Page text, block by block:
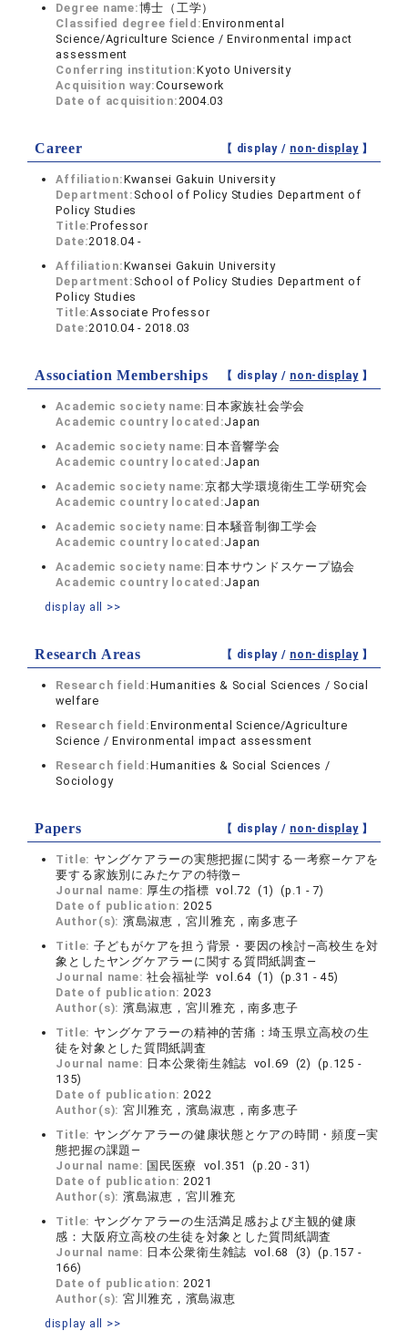
Degree name:博士（工学）
Classified degree field:Environmental
Science/Agriculture Science / Environmental impact
assessment
Conferring institution:Kyoto University
Acquisition way:Coursework
Date of acquisition:2004.03
Career 【 display / non-display】
Affiliation:Kwansei Gakuin University
Department: School of Policy Studies Department of
Policy Studies
Title:Professor
Date:2018.04 -
Affiliation:Kwansei Gakuin University
Department: School of Policy Studies Department of
Policy Studies
Title:Associate Professor
Date:2010.04 - 2018.03
Association Memberships 【 display / non-display】
Academic society name: 日本家族社会学会
Academic country located:Japan
Academic society name: 日本音響学会
Academic country located:Japan
Academic society name:京都大学環境衛生工学研究会
Academic country located:Japan
Academic society name: 日本騒音制御工学会
Academic country located:Japan
Academic society name: 日本サウンドスケープ協会
Academic country located:Japan
display all >>
Research Areas 【 display / non-display】
Research field:Humanities & Social Sciences / Social
welfare
Research field:Environmental Science/Agriculture
Science / Environmental impact assessment
Research field:Humanities & Social Sciences /
Sociology
Papers 【 display / non-display】
Title: ヤングケアラーの実態把握に関する一考察―ケアを
要する家族別にみたケアの特徴―
Journal name: 厚生の指標 vol.72 (1) (p.1 - 7)
Date of publication:2025
Author(s): 濱島淑恵，宮川雅充，南多恵子
Title: 子どもがケアを担う背景・要因の検討―高校生を対
象としたヤングケアラーに関する質問紙調査―
Journal name:社会福祉学 vol.64 (1) (p.31 - 45)
Date of publication:2023
Author(s): 濱島淑恵，宮川雅充，南多恵子
Title: ヤングケアラーの精神的苦痛：埼玉県立高校の生
徒を対象とした質問紙調査
Journal name: 日本公衆衛生雑誌 vol.69 (2) (p.125 -
135)
Date of publication:2022
Author(s): 宮川雅充，濱島淑恵，南多恵子
Title: ヤングケアラーの健康状態とケアの時間・頻度―実
態把握の課題―
Journal name: 国民医療 vol.351 (p.20 - 31)
Date of publication:2021
Author(s): 濱島淑恵，宮川雅充
Title: ヤングケアラーの生活満足感および主観的健康
感：大阪府立高校の生徒を対象とした質問紙調査
Journal name: 日本公衆衛生雑誌 vol.68 (3) (p.157 -
166)
Date of publication:2021
Author(s): 宮川雅充，濱島淑恵
display all >>